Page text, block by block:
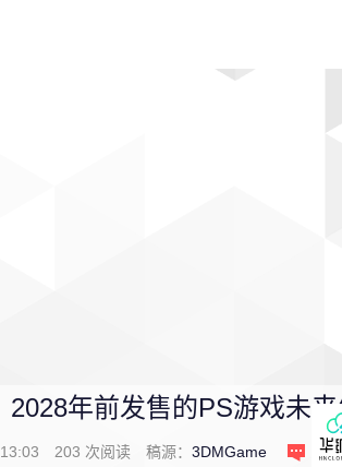
2028年前发售的PS游戏未
203 次阅读 稿源： 3DMGame 条